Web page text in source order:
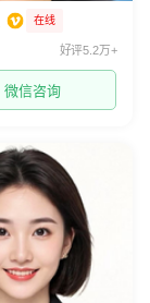
在线
好评5.2万+
微信咨询